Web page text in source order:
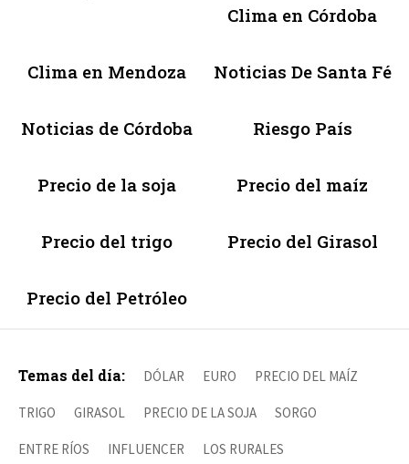
Clima en Córdoba
Clima en Mendoza Noticias De Santa Fé
Noticias de Córdoba Riesgo País
Precio de la soja Precio del maíz
Precio del trigo Precio del Girasol
Precio del Petróleo
Temas del día: DÓLAR EURO PRECIO DEL MAÍZ
TRIGO GIRASOL PRECIO DE LA SOJA SORGO
ENTRE RÍOS INFLUENCER LOS RURALES